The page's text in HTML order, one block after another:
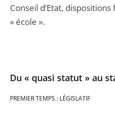
Conseil d’Etat,
« école ».
Du « quasi statut » au
PREMIER TEMPS : LÉGISLATIF